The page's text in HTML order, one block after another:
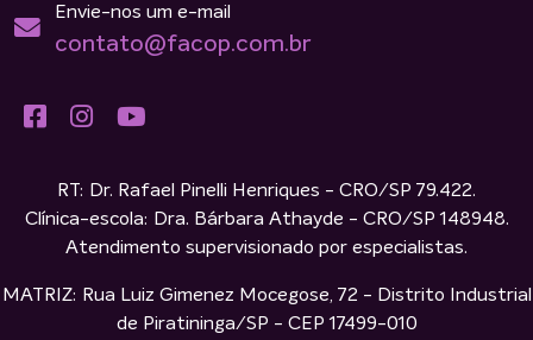
Envie-nos um e-mail
contato@facop.com.br
RT: Dr. Rafael Pinelli Henriques - CRO/SP 79.422.
Clínica-escola: Dra. Bárbara Athayde - CRO/SP 148948.
Atendimento supervisionado por especialistas.
MATRIZ: Rua Luiz Gimenez Mocegose, 72 - Distrito Industrial
de Piratininga/SP - CEP 17499-010